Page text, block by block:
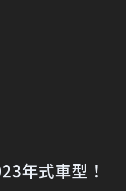
年式車型！